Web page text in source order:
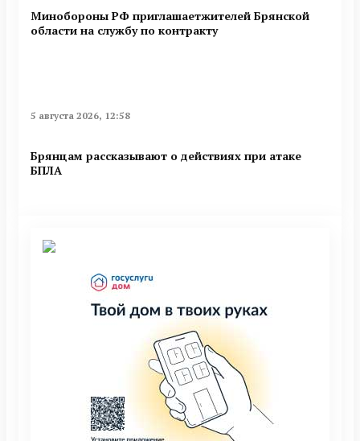
Минобoроны РФ приглaшaетжитeлeй Брянской
области на службу по контракту
5 августа 2026, 12:58
Брянцам рассказывают о действиях при атаке
БПЛА